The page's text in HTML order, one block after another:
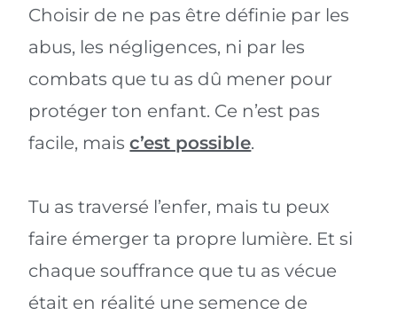
Choisir de ne pas être définie par les
abus, les négligences, ni par les
combats que tu as dû mener pour
protéger ton enfant. Ce n’est pas
facile, maisc’est possible.
Tu as traversé l’enfer, mais tu peux
faire émerger ta propre lumière. Et si
chaque souffrance que tu as vécue
était en réalité une semence de